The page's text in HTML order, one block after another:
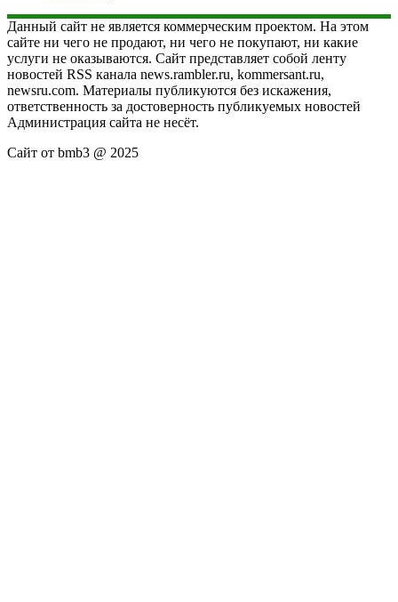
Данный сайт не является коммерческим проектом. На этом
сайте ни чего не продают, ни чего не покупают, ни какие
услуги не оказываются. Сайт представляет собой ленту
новостей RSS канала news.rambler.ru, kommersant.ru,
newsru.com. Материалы публикуются без искажения,
ответственность за достоверность публикуемых новостей
Администрация сайта не несёт.
Сайт от bmb3 @ 2025